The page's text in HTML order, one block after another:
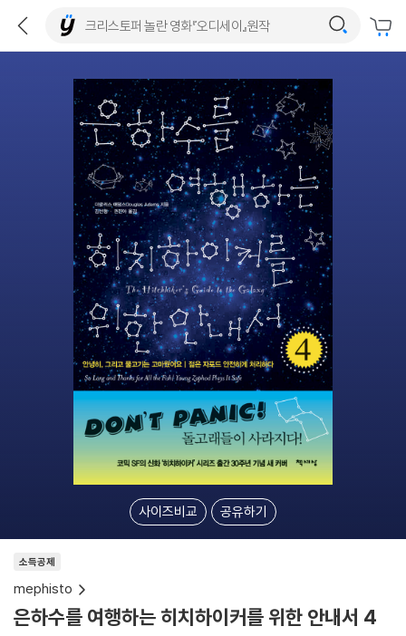
사이즈비교 공유하기
소득공제
mephisto
은하수를 여행하는 히치하이커를 위한 안내서 4